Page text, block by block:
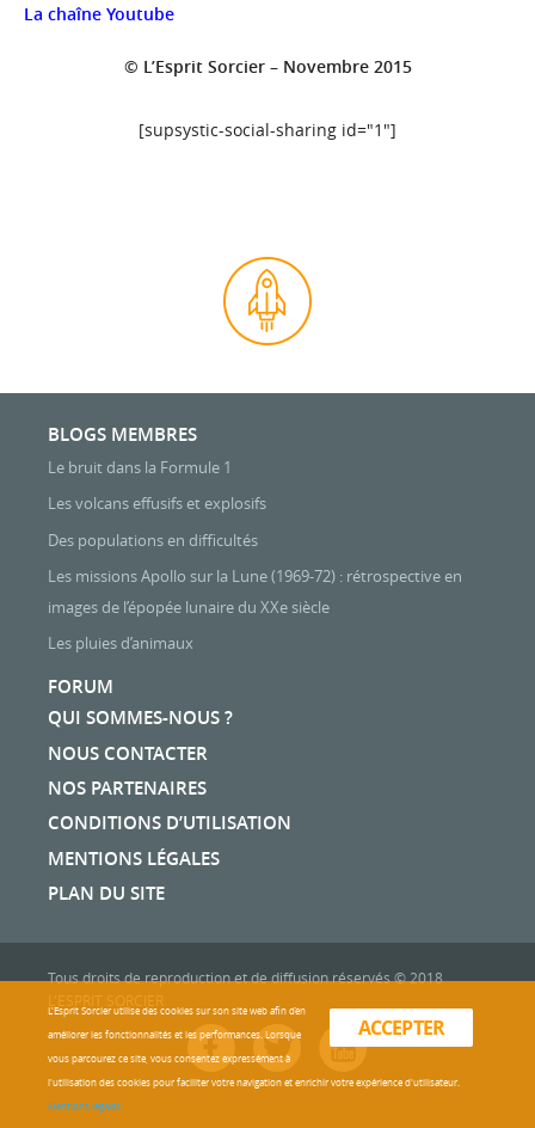
La chaîne Youtube
© L’Esprit Sorcier – Novembre 2015
[supsystic-social-sharing id="1"]
BLOGS MEMBRES
Le bruit dans la Formule 1
Les volcans effusifs et explosifs
Des populations en difficultés
Les missions Apollo sur la Lune (1969-72) : rétrospective en
images de l’épopée lunaire du XXe siècle
Les pluies d’animaux
FORUM
QUI SOMMES-NOUS ?
NOUS CONTACTER
NOS PARTENAIRES
CONDITIONS D’UTILISATION
MENTIONS LÉGALES
PLAN DU SITE
Tous droits de reproduction et de diffusion réservés © 2018
ACCEPTER
L'Esprit Sorcier utilise des cookies sur son site web afin d’en
améliorer les fonctionnalités et les performances. Lorsque
vous parcourez ce site, vous consentez expressément à
l'utilisation des cookies pour faciliter votre navigation et enrichir votre expérience d'utilisateur.
Mentions légales